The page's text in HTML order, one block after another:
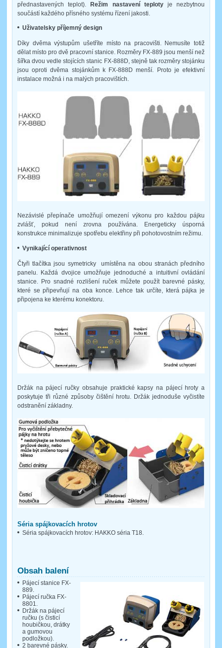
přednastavených teplot).Režim nastavení teplotyje nezbytnou
součástí každého přísného systému řízení jakosti.
Uživatelsky příjemný design
Díky dvěma výstupům ušetříte místo na pracovišti. Nemusíte totiž
dělat místo pro dvě pracovní stanice. Rozměry FX-889 jsou menší než
šířka dvou vedle stojících stanic FX-888D, stejně tak rozměry stojánku
jsou oproti dvěma stojánkům k FX-888D menší. Proto je efektivní
instalace možná i na malých pracovištích.
Nezávislé přepínače umožňují omezení výkonu pro každou pájku
zvlášť, pokud není zrovna používána. Energeticky úsporná
konstrukce minimalizuje spotřebu elektřiny při pohotovostním režimu.
Vynikající operativnost
Čtyři tlačítka jsou symetricky umístěna na obou stranách předního
panelu. Každá dvojice umožňuje jednoduché a intuitivní ovládání
stanice. Pro snadné rozlišení ruček můžete použít barevné pásky,
které se připevňují na oba konce. Lehce tak určíte, která pájka je
připojena ke kterému konektoru.
Držák na pájecí ručky obsahuje praktické kapsy na pájecí hroty a
poskytuje tři různé způsoby čištění hrotu. Držák jednoduše vyčistíte
odstranění základny.
Séria spájkovacích hrotov
Séria spájkovacích hrotov: HAKKO séria T18.
Obsah balení
Pájecí stanice FX-
889.
Pájecí ručka FX-
8801.
Držák na pájecí
ručku (s čisticí
houbičkou, drátky
a gumovou
podložkou).
2 barevné pásky.